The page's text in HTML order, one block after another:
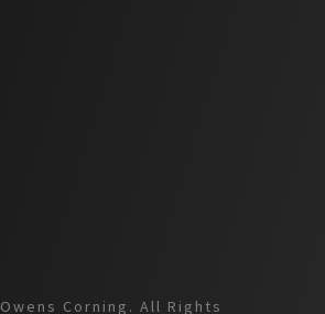
Corning. All Rights